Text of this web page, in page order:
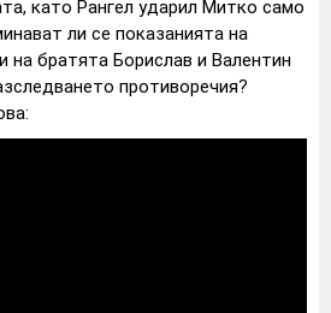
като Рангел ударил Митко само
ли се показанията на
на братята Борислав и Валентин
противоречия?